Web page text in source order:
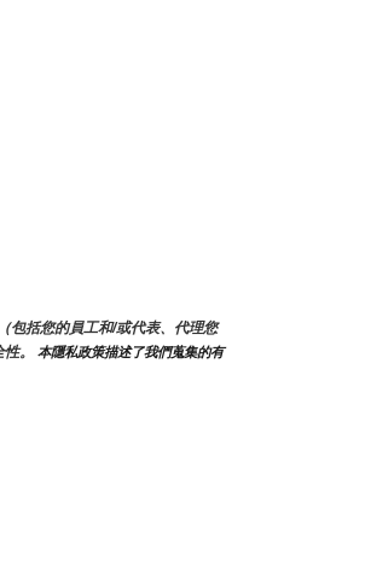
包括您的員工和/或代表、代理您
。
本隱私政策描述了我們蒐集的有